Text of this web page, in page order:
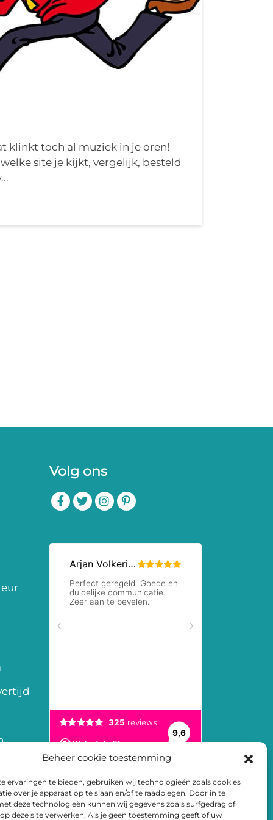
Beheer cookie toestemming
ervaringen te bieden, gebruiken wij technologieën zoals cookies
over je apparaat op te slaan en/of te raadplegen. Door in te
deze technologieën kunnen wij gegevens zoals surfgedrag of
deze site verwerken. Als je geen toestemming geeft of uw
klinkt toch al muziek in je oren!
site je kijkt, vergelijk, besteld
Volg ons